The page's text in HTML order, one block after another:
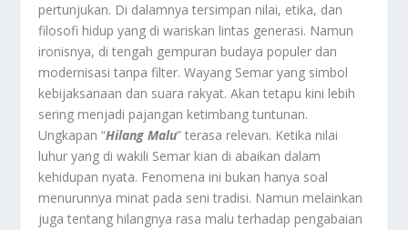
pertunjukan. Di dalamnya tersimpan nilai, etika, dan
filosofi hidup yang di wariskan lintas generasi. Namun
ironisnya, di tengah gempuran budaya populer dan
modernisasi tanpa filter. Wayang Semar yang simbol
kebijaksanaan dan suara rakyat. Akan tetapu kini lebih
sering menjadi pajangan ketimbang tuntunan.
Ungkapan “Hilang Malu” terasa relevan. Ketika nilai
luhur yang di wakili Semar kian di abaikan dalam
kehidupan nyata. Fenomena ini bukan hanya soal
menurunnya minat pada seni tradisi. Namun melainkan
juga tentang hilangnya rasa malu terhadap pengabaian